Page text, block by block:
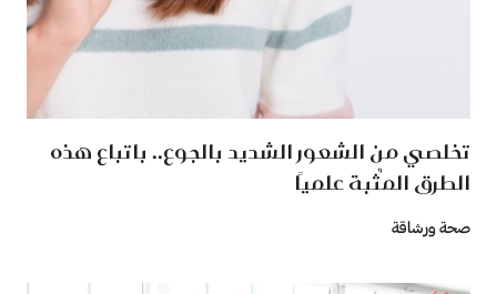
تخلصي من الشعور الشديد بالجوع.. باتباع هذه
الطرق المُثبة علميًا
صحة ورشاقة